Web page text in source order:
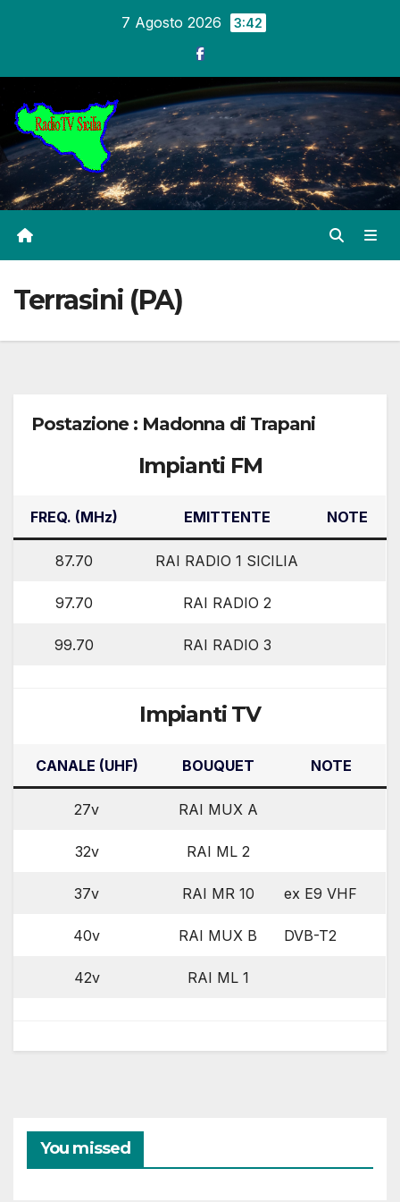
7 Agosto 2026 3:42
Terrasini (PA)
Postazione : Madonna di Trapani
Impianti FM
FREQ. (MHz) EMITTENTE NOTE
87.70 RAI RADIO 1 SICILIA
97.70 RAI RADIO 2
99.70 RAI RADIO 3
Impianti TV
CANALE (UHF) BOUQUET NOTE
27v RAI MUX A
32v RAI ML 2
37v RAI MR 10 ex E9 VHF
40v RAI MUX B DVB-T2
42v RAI ML 1
You missed